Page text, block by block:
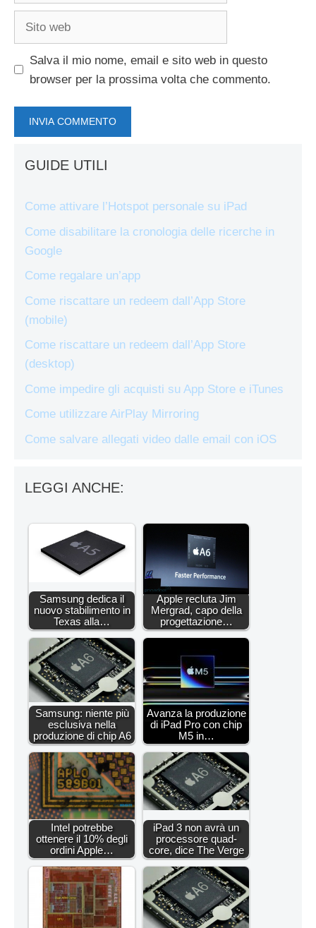
Salva il mio nome, email e sito web in questo
browser per la prossima volta che commento.
GUIDE UTILI
Come attivare l’Hotspot personale su iPad
Come disabilitare la cronologia delle ricerche in
Google
Come regalare un’app
Come riscattare un redeem dall’App Store
(mobile)
Come riscattare un redeem dall’App Store
(desktop)
Come impedire gli acquisti su App Store e iTunes
Come utilizzare AirPlay Mirroring
Come salvare allegati video dalle email con iOS
LEGGI ANCHE:
Samsung dedica il
nuovo stabilimento in
Texas alla…
Apple recluta Jim
Mergrad, capo della
progettazione…
Samsung: niente più
esclusiva nella
produzione di chip A6
Avanza la produzione
di iPad Pro con chip
M5 in…
Intel potrebbe
ottenere il 10% degli
ordini Apple…
iPad 3 non avrà un
processore quad-
core, dice The Verge